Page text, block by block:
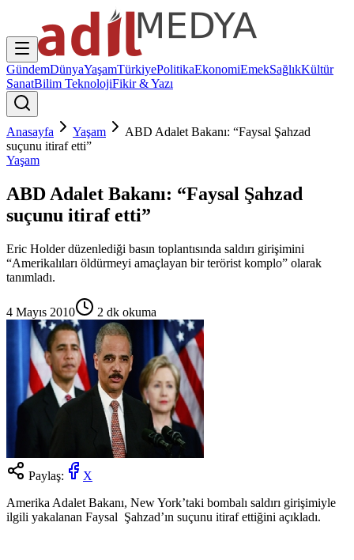
GündemDünyaYaşamTürkiyePolitikaEkonomiEmekSağlıkKültür
SanatBilim TeknolojiFikir & Yazı
Anasayfa Yaşam
ABD Adalet Bakanı: “Faysal Şahzad
suçunu itiraf etti”
Yaşam
ABD Adalet Bakanı: “Faysal Şahzad
suçunu itiraf etti”
Eric Holder düzenlediği basın toplantısında saldırı girişimini
“Amerikalıları öldürmeyi amaçlayan bir terörist komplo” olarak
tanımladı.
4 Mayıs 2010 2 dk okuma
Paylaş:
X
Amerika Adalet Bakanı, New York’taki bombalı saldırı girişimiyle
ilgili yakalanan Faysal Şahzad’ın suçunu itiraf ettiğini açıkladı.